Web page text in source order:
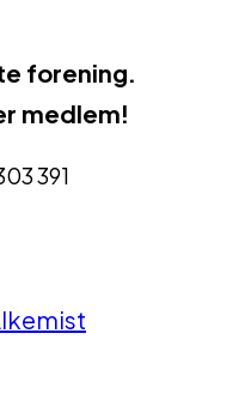
forening.
medlem!
391